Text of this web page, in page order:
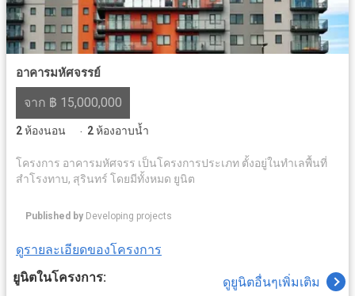
อาคารมหัศจรรย์
จาก ฿ 15,000,000
2ห้องนอน · 2ห้องอาบน้ำ
โครงการ อาคารมหัศจรร เป็นโครงการประเภท ตั้งอยู่ในทำเลพื้นที่
สำโรงทาบ, สุรินทร์ โดยมีทั้งหมด ยูนิต
Published by Developing projects
ดูรายละเอียดของโครงการ
ยูนิตในโครงการ:
ดูยูนิตอื่นๆเพิ่มเติม